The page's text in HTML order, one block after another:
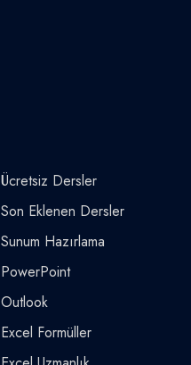
Ücretsiz Dersler
Son Eklenen Dersler
Sunum Hazırlama
PowerPoint
Outlook
Excel Formüller